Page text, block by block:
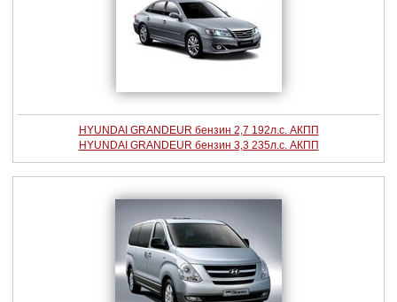
HYUNDAI GRANDEUR бензин 2,7 192л.с. АКПП
HYUNDAI GRANDEUR бензин 3,3 235л.с. АКПП